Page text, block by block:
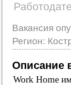
Вакансия
Регион:
Описание
Work Home